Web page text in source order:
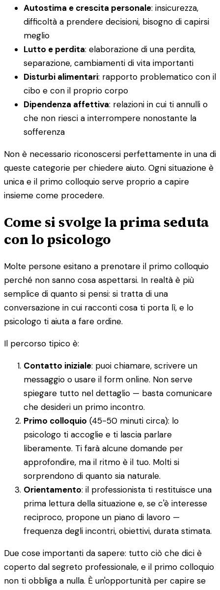
Autostima e crescita personale: insicurezza,
difficoltà a prendere decisioni, bisogno di capirsi
meglio
Lutto e perdita: elaborazione di una perdita,
separazione, cambiamenti di vita importanti
Disturbi alimentari: rapporto problematico con il
cibo e con il proprio corpo
Dipendenza affettiva: relazioni in cui ti annulli o
che non riesci a interrompere nonostante la
sofferenza
Non è necessario riconoscersi perfettamente in una di
queste categorie per chiedere aiuto. Ogni situazione è
unica e il primo colloquio serve proprio a capire
insieme come procedere.
Come si svolge la prima seduta
con lo psicologo
Molte persone esitano a prenotare il primo colloquio
perché non sanno cosa aspettarsi. In realtà è più
semplice di quanto si pensi: si tratta di una
conversazione in cui racconti cosa ti porta lì, e lo
psicologo ti aiuta a fare ordine.
Il percorso tipico è:
Contatto iniziale: puoi chiamare, scrivere un
messaggio o usare il form online. Non serve
spiegare tutto nel dettaglio — basta comunicare
che desideri un primo incontro.
Primo colloquio (45-50 minuti circa): lo
psicologo ti accoglie e ti lascia parlare
liberamente. Ti farà alcune domande per
approfondire, ma il ritmo è il tuo. Molti si
sorprendono di quanto sia naturale.
Orientamento: il professionista ti restituisce una
prima lettura della situazione e, se c'è interesse
reciproco, propone un piano di lavoro —
frequenza degli incontri, obiettivi, durata stimata.
Due cose importanti da sapere: tutto ciò che dici è
coperto dal segreto professionale, e il primo colloquio
non ti obbliga a nulla. È un'opportunità per capire se